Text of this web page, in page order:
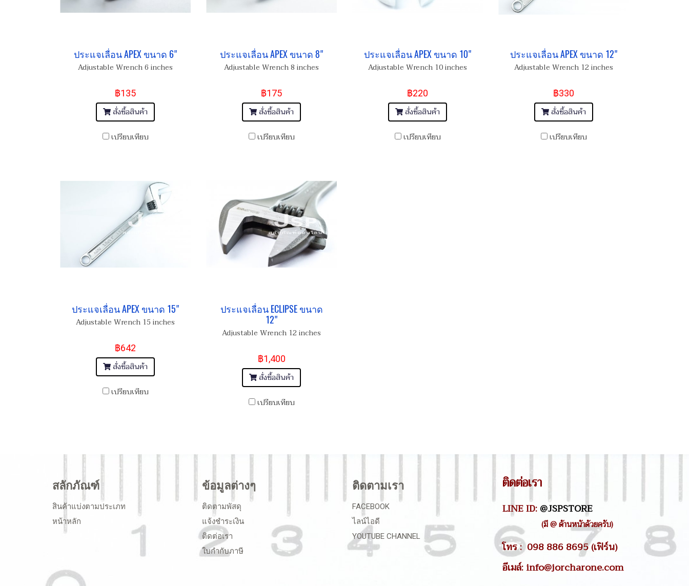
ประแจเลื่อน APEX ขนาด 6"
Adjustable Wrench 6 inches
฿135
สั่งซื้อสินค้า
เปรียบเทียบ
ประแจเลื่อน APEX ขนาด 8"
Adjustable Wrench 8 inches
฿175
สั่งซื้อสินค้า
เปรียบเทียบ
ประแจเลื่อน APEX ขนาด 10"
Adjustable Wrench 10 inches
฿220
สั่งซื้อสินค้า
เปรียบเทียบ
ประแจเลื่อน APEX ขนาด 12"
Adjustable Wrench 12 inches
฿330
สั่งซื้อสินค้า
เปรียบเทียบ
ประแจเลื่อน APEX ขนาด 15"
Adjustable Wrench 15 inches
฿642
สั่งซื้อสินค้า
เปรียบเทียบ
ประแจเลื่อน ECLIPSE ขนาด
12"
Adjustable Wrench 12 inches
฿1,400
สั่งซื้อสินค้า
เปรียบเทียบ
สลักภัณฑ์
สินค้าแบ่งตามประเภท
หน้าหลัก
ข้อมูลต่างๆ
ติดตามพัสดุ
แจ้งชำระเงิน
ติดต่อเรา
ใบกำกับภาษี
ติดตามเรา
FACEBOOK
ไลน์ไอดี
YOUTUBE CHANNEL
ติดต่อเรา
LINE ID:@JSPSTORE
(มี @ ด้านหน้าด้วยครับ)
โทร : 098 886 8695 (เฟิร์น)
อีเมล์: info@jorcharone.com